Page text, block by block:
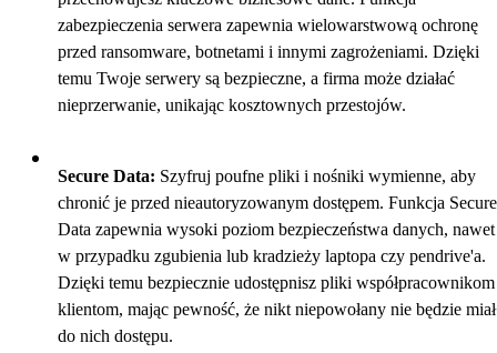
zabezpieczenia serwera zapewnia wielowarstwową ochronę
przed ransomware, botnetami i innymi zagrożeniami. Dzięki
temu Twoje serwery są bezpieczne, a firma może działać
nieprzerwanie, unikając kosztownych przestojów.
Secure Data: Szyfruj poufne pliki i nośniki wymienne, aby
chronić je przed nieautoryzowanym dostępem. Funkcja Secure
Data zapewnia wysoki poziom bezpieczeństwa danych, nawet
w przypadku zgubienia lub kradzieży laptopa czy pendrive'a.
Dzięki temu bezpiecznie udostępnisz pliki
klientom, mając pewność, że nikt niepowołany nie będzie miał
do nich dostępu.